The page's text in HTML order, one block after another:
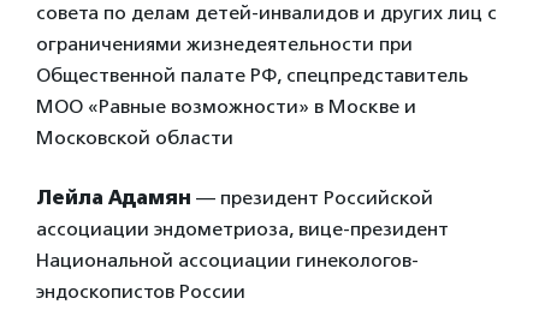
совета по делам детей-инвалидов и других лиц с
ограничениями жизнедеятельности при
Общественной палате РФ, спецпредставитель
МОО «Равные возможности» в Москве и
Московской области
Лейла Адамян — президент Российской
ассоциации эндометриоза, вице-президент
Национальной ассоциации гинекологов-
эндоскопистов России